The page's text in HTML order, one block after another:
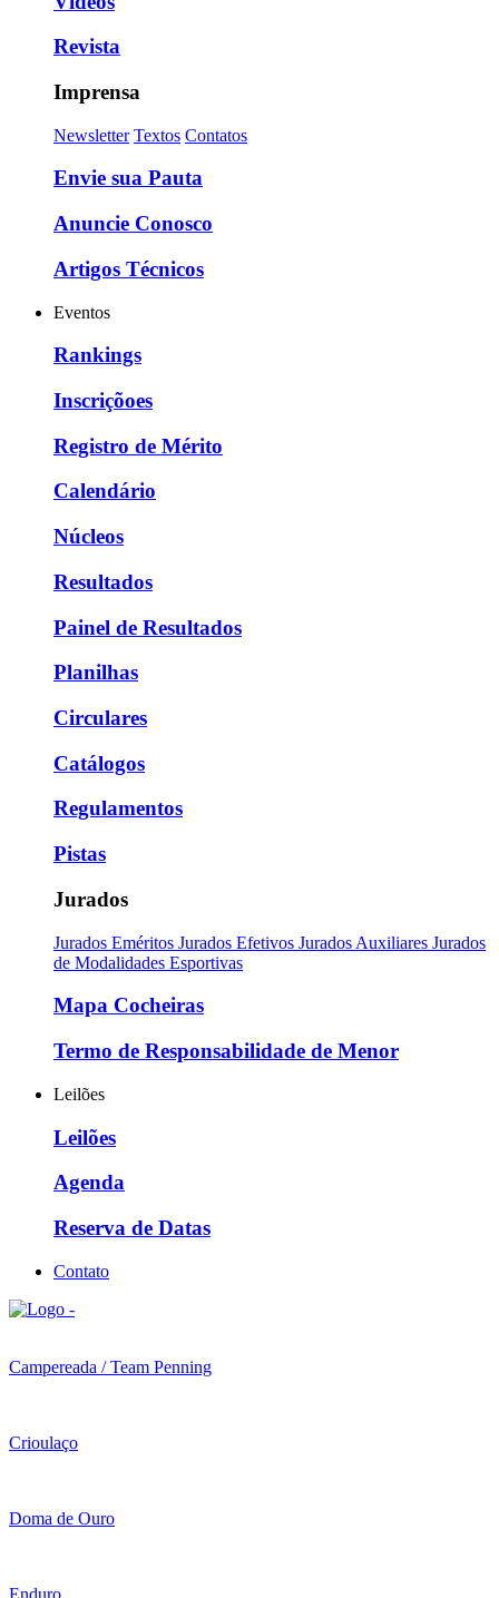
Revista
Imprensa
Newsletter Textos Contatos
Envie sua Pauta
Anuncie Conosco
Artigos Técnicos
Eventos
Rankings
Inscriçõoes
Registro de Mérito
Calendário
Núcleos
Resultados
Painel de Resultados
Planilhas
Circulares
Catálogos
Regulamentos
Pistas
Jurados
Jurados Eméritos Jurados Efetivos Jurados Auxiliares Jurados
de Modalidades Esportivas
Mapa Cocheiras
Termo de Responsabilidade de Menor
Leilões
Leilões
Agenda
Reserva de Datas
Contato
Campereada / Team Penning
Crioulaço
Doma de Ouro
Enduro